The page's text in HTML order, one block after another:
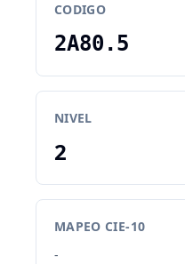
CODIGO
2A80.5
NIVEL
2
MAPEO CIE-10
-